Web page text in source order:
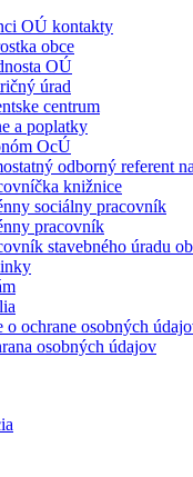
OÚ kontakty
obce
OÚ
úrad
centrum
a poplatky
OcÚ
odborný referent
knižnice
sociálny pracovník
pracovník
stavebného úradu
o ochrane osobných
osobných údajov